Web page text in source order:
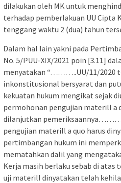
dilakukan oleh MK untuk
terhadap pemberlakuan UU Cipta
tenggang waktu 2 (dua) tahun
Dalam hal lain yakni pada
No. 5/PUU-XIX/2021 poin [3.11]
menyatakan “………..UU/11/2020
inkonstitusional bersyarat dan
kekuatan hukum mengikat sejak
permohonan pengujian materill a
dilanjutkan
pengujian materill a quo harus
pertimbangan hukum ini
mematahkan dalil yang
Kerja masih berlaku sebab di atas
uji materill dinyatakan telah